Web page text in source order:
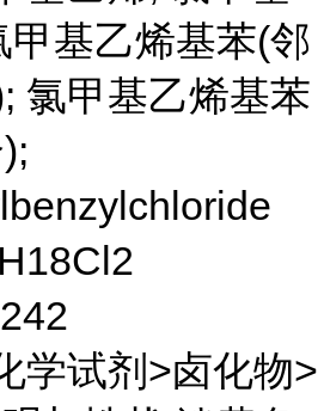
基乙烯基苯(邻
氯甲基乙烯基苯
学试剂>卤化物>